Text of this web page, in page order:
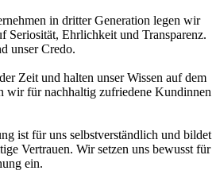
in dritter Generation legen wir
Seriosität, Ehrlichkeit und Transparenz.
unser Credo.
Zeit und halten unser Wissen auf dem
wir für nachhaltig zufriedene Kundinnen
ist für uns selbstverständlich und bildet
Vertrauen. Wir setzen uns bewusst für
ein.